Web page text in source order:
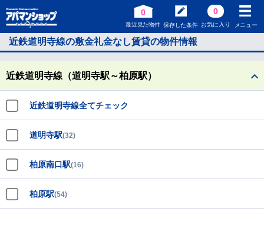
0
最近見た物件 保存した条件
0
お気に入り メニュー
近鉄道明寺線の敷金礼金なし賃貸の物件情報
近鉄道明寺線（道明寺駅～柏原駅）
近鉄道明寺線全てチェック
道明寺駅(32)
柏原南口駅(16)
柏原駅(54)